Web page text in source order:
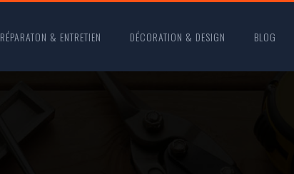
RÉPARATON & ENTRETIEN DÉCORATION & DESIGN BLOG